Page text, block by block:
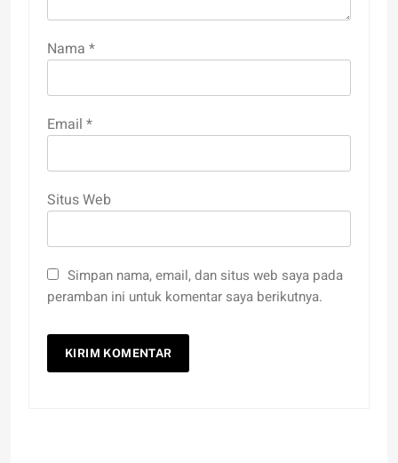
Nama *
Email *
Situs Web
Simpan nama, email, dan situs web saya pada
peramban ini untuk komentar saya berikutnya.